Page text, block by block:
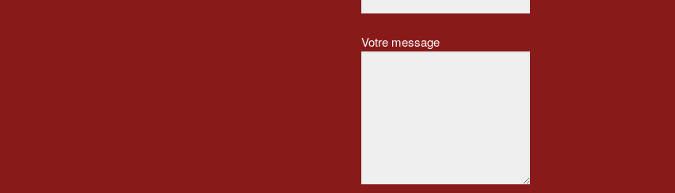
Votre message